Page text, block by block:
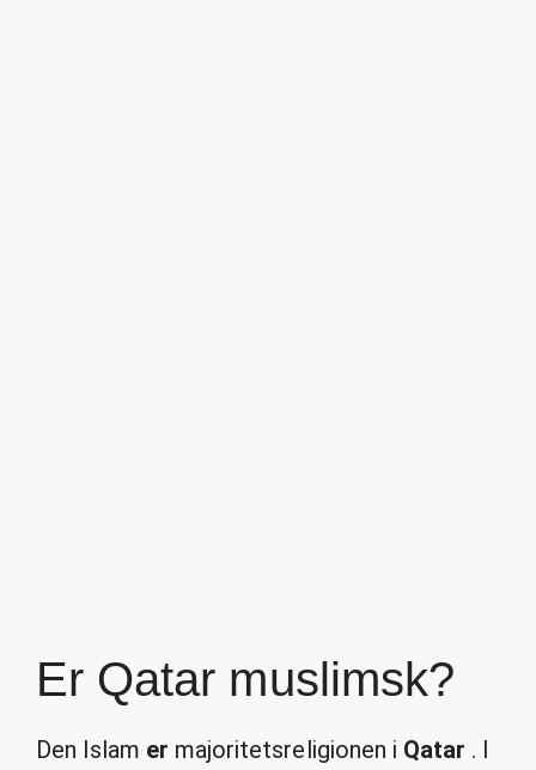
Er Qatar muslimsk?
Den Islam er majoritetsreligionen i Qatar . I